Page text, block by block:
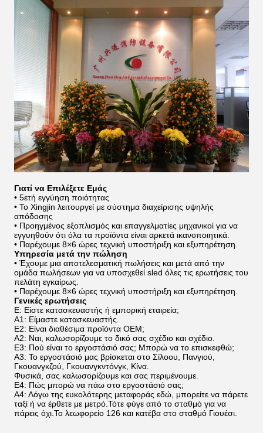
Γιατί να Επιλέξετε Εμάς
• 5ετή εγγύηση ποιότητας
• Το Xingjin λειτουργεί με σύστημα διαχείρισης υψηλής
απόδοσης
• Προηγμένος εξοπλισμός και επαγγελματίες μηχανικοί για να
εγγυηθούν ότι όλα τα προϊόντα είναι αρκετά ικανοποιητικά.
• Παρέχουμε 8×6 ώρες τεχνική υποστήριξη και εξυπηρέτηση.
Υπηρεσία μετά την πώληση
• Έχουμε μια αποτελεσματική πωλήσεις και μετά από την
ομάδα πωλήσεων για να υποσχεθεί sled όλες τις ερωτήσεις του
πελάτη εγκαίρως.
• Παρέχουμε 8×6 ώρες τεχνική υποστήριξη και εξυπηρέτηση.
Γενικές ερωτήσεις
Ε: Είστε κατασκευαστής ή εμπορική εταιρεία;
Α1: Είμαστε κατασκευαστής.
Ε2: Είναι διαθέσιμα προϊόντα OEM;
Α2: Ναι, καλωσορίζουμε το δικό σας σχέδιο και σχέδιο.
Ε3: Πού είναι το εργοστάσιό σας; Μπορώ να το επισκεφθώ;
Α3: Το εργοστάσιό μας βρίσκεται στο Σίλοου, Πανγιού,
Γκουανγκζού, Γκουανγκντόνγκ, Κίνα.
Φυσικά, σας καλωσορίζουμε και σας περιμένουμε.
Ε4: Πώς μπορώ να πάω στο εργοστάσιό σας;
Α4: Λόγω της ευκολότερης μεταφοράς εδώ, μπορείτε να πάρετε
ταξί ή να έρθετε με μετρό.Τότε φύγε από το σταθμό για να
πάρεις όχι.Το λεωφορείο 126 και κατέβα στο σταθμό Γιουέσι.